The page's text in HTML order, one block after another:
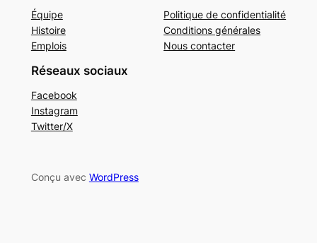
Équipe
Histoire
Emplois
Politique de confidentialité
Conditions générales
Nous contacter
Réseaux sociaux
Facebook
Instagram
Twitter/X
Conçu avec WordPress